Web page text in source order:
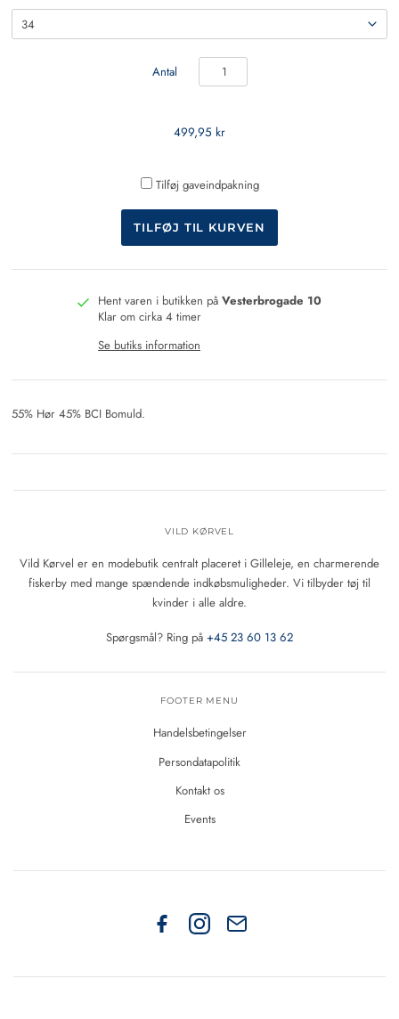
Antal
499,95 kr
Tilføj gaveindpakning
Hent varen i butikken på Vesterbrogade 10
Klar om cirka 4 timer
Se butiks information
55% Hør 45% BCI Bomuld.
VILD KØRVEL
Vild Kørvel er en modebutik centralt placeret i Gilleleje, en charmerende
fiskerby med mange spændende indkøbsmuligheder. Vi tilbyder tøj til
kvinder i alle aldre.
Spørgsmål? Ring på +45 23 60 13 62
FOOTER MENU
Handelsbetingelser
Persondatapolitik
Kontakt os
Events